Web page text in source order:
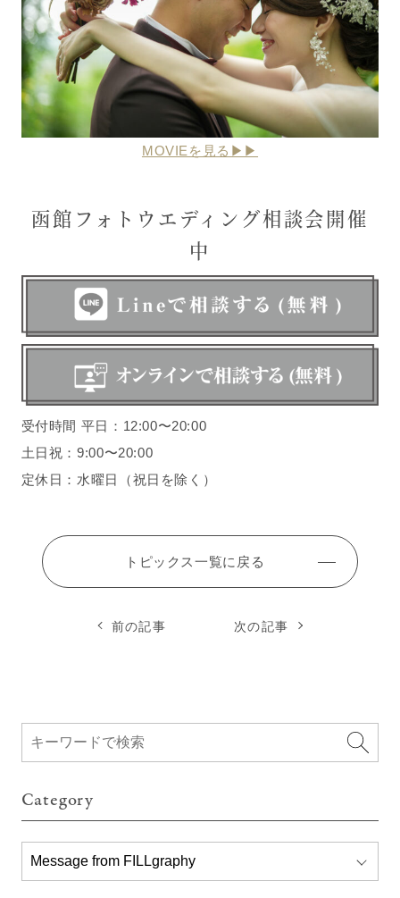
MOVIEを見る▶▶
函館フォトウエディング相談会開催
中
受付時間 平日：12:00〜20:00
土日祝：9:00〜20:00
定休日：水曜日（祝日を除く）
前の記事
トピックス一覧に戻る
次の記事
Category